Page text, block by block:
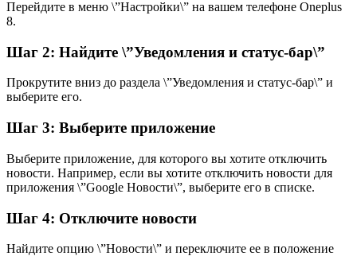
Перейдите в меню \”Настройки\” на вашем телефоне Oneplus
8.
Шаг 2: Найдите \”Уведомления и статус-бар\”
Прокрутите вниз до раздела \”Уведомления и статус-бар\” и
выберите его.
Шаг 3: Выберите приложение
Выберите приложение, для которого вы хотите отключить
новости. Например, если вы хотите отключить новости для
приложения \”Google Новости\”, выберите его в списке.
Шаг 4: Отключите новости
Найдите опцию \”Новости\” и переключите ее в положение